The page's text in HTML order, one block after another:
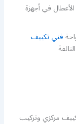
في أجهزة
فني تكييف
مركزي وتركيب